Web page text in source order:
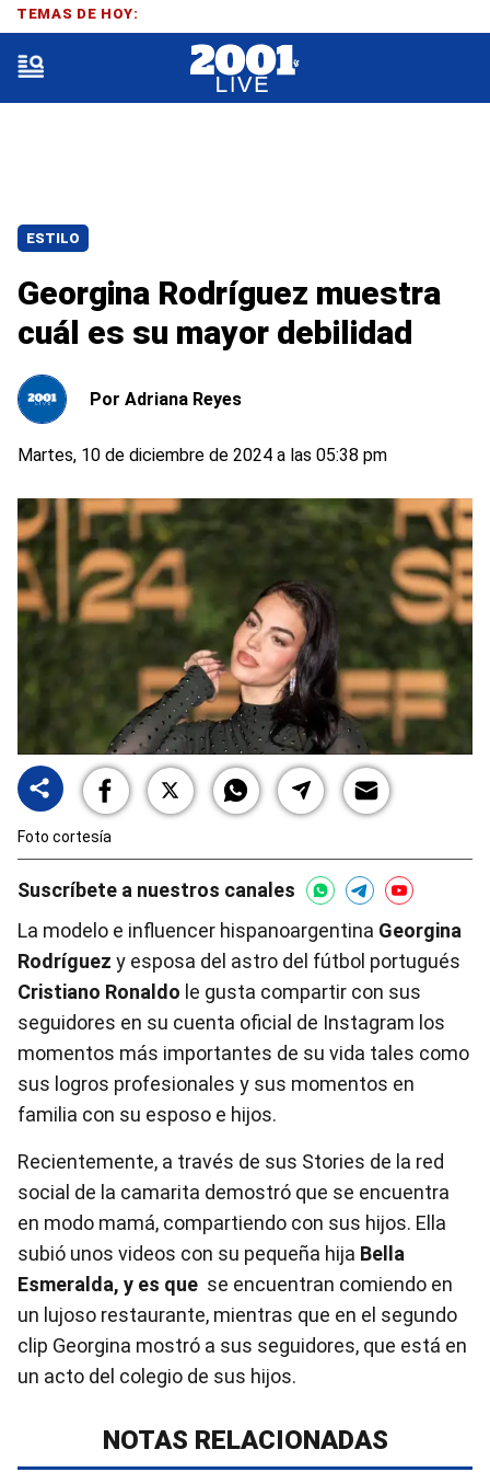
ESTILO
Georgina Rodríguez muestra
cuál es su mayor debilidad
Por Adriana Reyes
Martes, 10 de diciembre de 2024 a las 05:38 pm
Foto cortesía
Suscríbete a nuestros canales
La modelo e influencer hispanoargentina Georgina
Rodríguez y esposa del astro del fútbol portugués
Cristiano Ronaldo le gusta compartir con sus
seguidores en su cuenta oficial de Instagram los
momentos más importantes de su vida tales como
sus logros profesionales y sus momentos en
familia con su esposo e hijos.
Recientemente, a través de sus Stories de la red
social de la camarita demostró que se encuentra
en modo mamá, compartiendo con sus hijos. Ella
subió unos videos con su pequeña hija Bella
Esmeralda, y es que se encuentran comiendo en
un lujoso restaurante, mientras que en el segundo
clip Georgina mostró a sus seguidores, que está en
un acto del colegio de sus hijos.
NOTAS RELACIONADAS
TEMAS DE HOY: